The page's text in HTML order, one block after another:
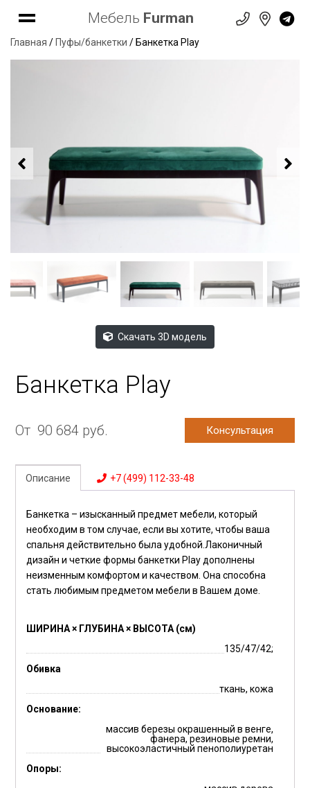
Мебель Furman
Главная / Пуфы/банкетки / Банкетка Play
Скачать 3D модель
Банкетка Play
От 90 684руб. Консультация
Описание +7 (499) 112-33-48
Банкетка – изысканный предмет мебели, который
необходим в том случае, если вы хотите, чтобы ваша
спальня действительно была удобной.Лаконичный
дизайн и четкие формы банкетки Play дополнены
неизменным комфортом и качеством. Она способна
стать любимым предметом мебели в Вашем доме.
ШИРИНА × ГЛУБИНА × ВЫСОТА (см)
135/47/42;
Обивка
ткань, кожа
Основание:
массив березы окрашенный в венге,
фанера, резиновые ремни,
высокоэластичный пенополиуретан
Опоры: